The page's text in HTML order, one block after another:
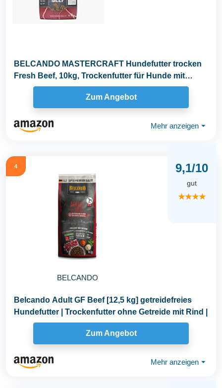
BELCANDO MASTERCRAFT Hundefutter trocken
Fresh Beef, 10kg, Trockenfutter für Hunde mit
Rind...
Zum Angebot
Mehr anzeigen ⏷
4
BELCANDO
9,1/10
gut
★★★★
Belcando Adult GF Beef [12,5 kg] getreidefreies
Hundefutter | Trockenfutter ohne Getreide mit Rind |
Zum Angebot
Mehr anzeigen ⏷